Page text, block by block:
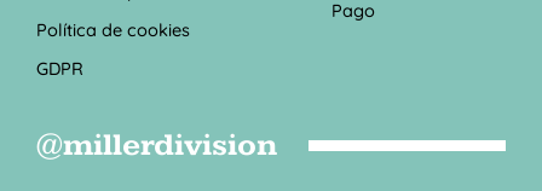
Política de cookies
GDPR
Pago
@millerdivision